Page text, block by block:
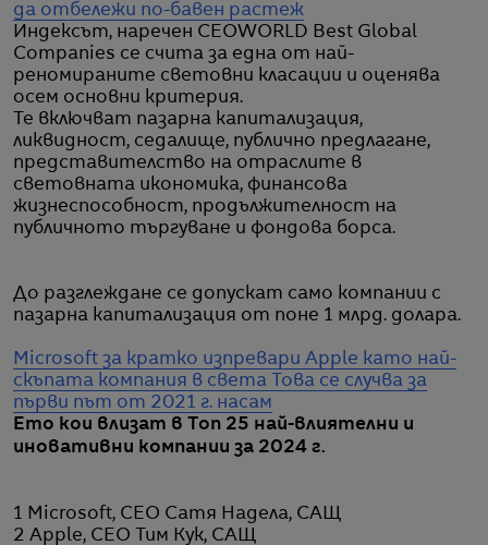
да отбележи по-бавен растеж
Индексът, наречен CEOWORLD Best Global
Companies се счита за една от най-
реномираните световни класации и оценява
осем основни критерия.
Те включват пазарна капитализация,
ликвидност, седалище, публично предлагане,
представителство на отраслите в
световната икономика, финансова
жизнеспособност, продължителност на
публичното търгуване и фондова борса.
До разглеждане се допускат само компании с
пазарна капитализация от поне 1 млрд. долара.
Microsoft за кратко изпревари Apple като най-
скъпата компания в света
Това се случва за
първи път от 2021 г. насам
Ето кои влизат в Топ 25 най-влиятелни и
иновативни компании за 2024 г.
1 Microsoft, CEO Сатя Надела, САЩ
2 Apple, CEO Тим Кук, САЩ